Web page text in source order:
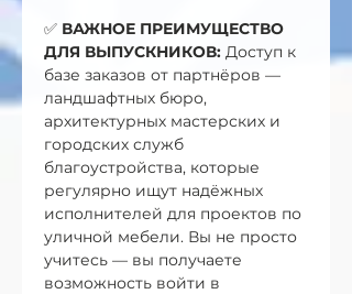
✅ ВАЖНОЕ ПРЕИМУЩЕСТВО
ДЛЯ ВЫПУСКНИКОВ: Доступ к
базе заказов от партнёров —
ландшафтных бюро,
архитектурных мастерских и
городских служб
благоустройства, которые
регулярно ищут надёжных
исполнителей для проектов по
уличной мебели. Вы не просто
учитесь — вы получаете
возможность войти в